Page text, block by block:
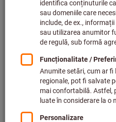
Preț per 1 buc.
plus cost livrare
Prețuri individuale pentru
conectare.